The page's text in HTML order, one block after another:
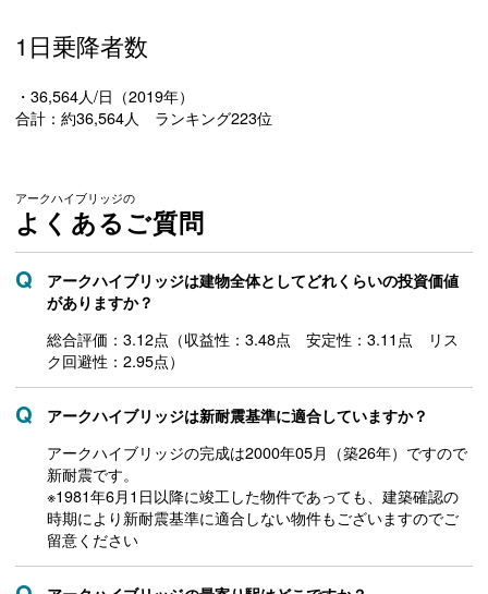
1日乗降者数
・36,564人/日（2019年）
合計：約36,564人 ランキング223位
アークハイブリッジの
よくあるご質問
アークハイブリッジは建物全体としてどれくらいの投資価値
がありますか？
総合評価：3.12点（収益性：3.48点 安定性：3.11点 リス
ク回避性：2.95点）
アークハイブリッジは新耐震基準に適合していますか？
アークハイブリッジの完成は2000年05月（築26年）ですので
新耐震です。
※1981年6月1日以降に竣工した物件であっても、建築確認の
時期により新耐震基準に適合しない物件もございますのでご
留意ください